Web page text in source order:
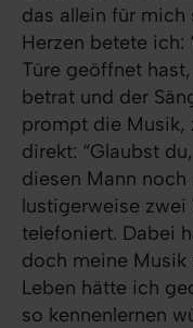
das allein für mich
Herzen betete ich:
Türe geöffnet
betrat und der
prompt die Musik,
direkt: “Glaubst
diesen Mann
lustigerweise
telefoniert. Dabei
doch meine Musik
Leben hätte ich
so kennenlernen